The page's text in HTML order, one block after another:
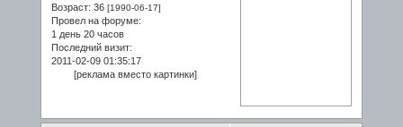
Возраст: 36 [1990-06-17]
Провел на форуме:
1 день 20 часов
Последний визит:
2011-02-09 01:35:17
[реклама вместо картинки]